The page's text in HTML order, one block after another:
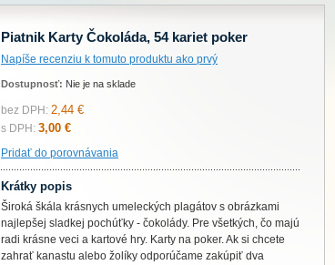
Piatnik Karty Čokoláda, 54 kariet poker
Napíše recenziu k tomuto produktu ako prvý
Dostupnosť: Nie je na sklade
bez DPH: 2,44 €
s DPH: 3,00 €
Pridať do porovnávania
Krátky popis
Široká škála krásnych umeleckých plagátov s obrázkami
najlepšej sladkej pochúťky - čokolády. Pre všetkých, čo majú
radi krásne veci a kartové hry. Karty na poker. Ak si chcete
zahrať kanastu alebo žolíky odporúčame zakúpiť dva